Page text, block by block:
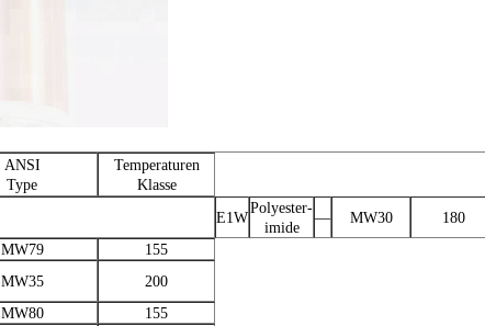
ANSI
Type
Temperaturen
Klasse
E1W
Polyester-
imide
— MW30
180
MW79
155
MW35
200
MW80
155